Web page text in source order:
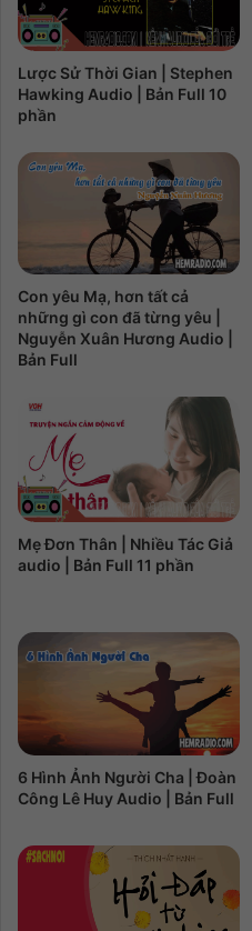
Lược Sử Thời Gian | Stephen
Hawking Audio | Bản Full 10
phần
Con yêu Mạ, hơn tất cả
những gì con đã từng yêu |
Nguyễn Xuân Hương Audio |
Bản Full
Mẹ Đơn Thân | Nhiều Tác Giả
audio | Bản Full 11 phần
6 Hình Ảnh Người Cha | Đoàn
Công Lê Huy Audio | Bản Full